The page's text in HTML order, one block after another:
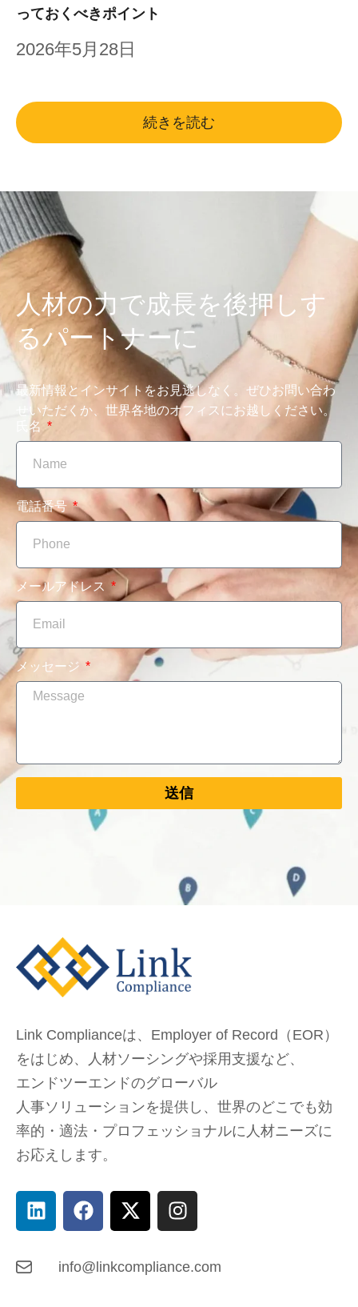
っておくべきポイント
2026年5月28日
続きを読む
人材の力で成長を後押しす
るパートナーに
最新情報とインサイトをお見逃しなく。ぜひお問い合わ
せいただくか、世界各地のオフィスにお越しください。
氏名
電話番号
メールアドレス
メッセージ
送信
Link Complianceは、Employer of Record（EOR）
をはじめ、
人材ソーシングや採用支援など、
エンドツーエンドのグローバル
人事ソリューションを提供し、 世界のどこでも効
率的・適法・プロフェッショナルに人材ニーズに
お応えします。
info@linkcompliance.com